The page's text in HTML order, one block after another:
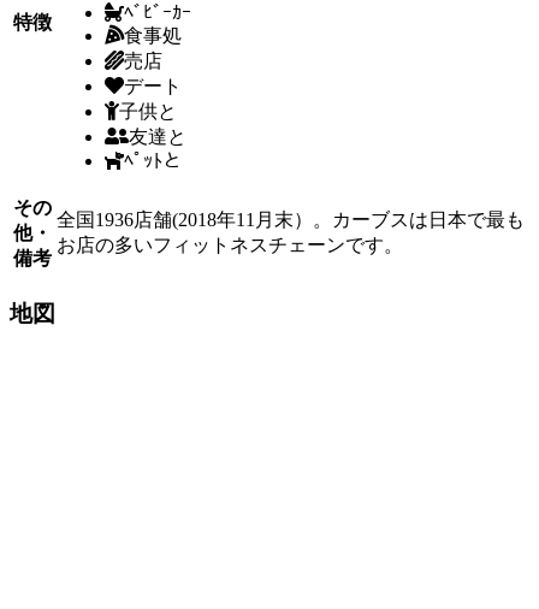
特徴
ﾍﾞﾋﾞｰｶｰ
食事処
売店
デート
子供と
友達と
ﾍﾟｯﾄと
その
他・
備考
全国1936店舗(2018年11月末）。カーブスは日本で最も
お店の多いフィットネスチェーンです。
地図